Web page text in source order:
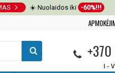
☀️ Nuolaidos iki -60%!!!
I -